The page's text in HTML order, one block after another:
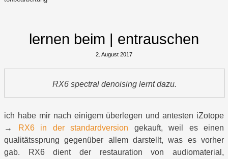
lernen beim | entrauschen
2. August 2017
RX6 spectral denoising lernt dazu.
ich habe mir nach einigem überlegen und antesten iZotope
→
RX6 in der standardversion gekauft, weil es einen
qualitätssprung gegenüber allem darstellt, was es vorher
gab. RX6 dient der restauration von audiomaterial,